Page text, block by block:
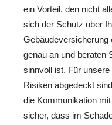
ein Vorteil, den nicht
sich der Schutz über
Gebäudeversicherung
genau an und beraten
sinnvoll ist. Für
Risiken abgedeckt
die Kommunikation
sicher, dass im